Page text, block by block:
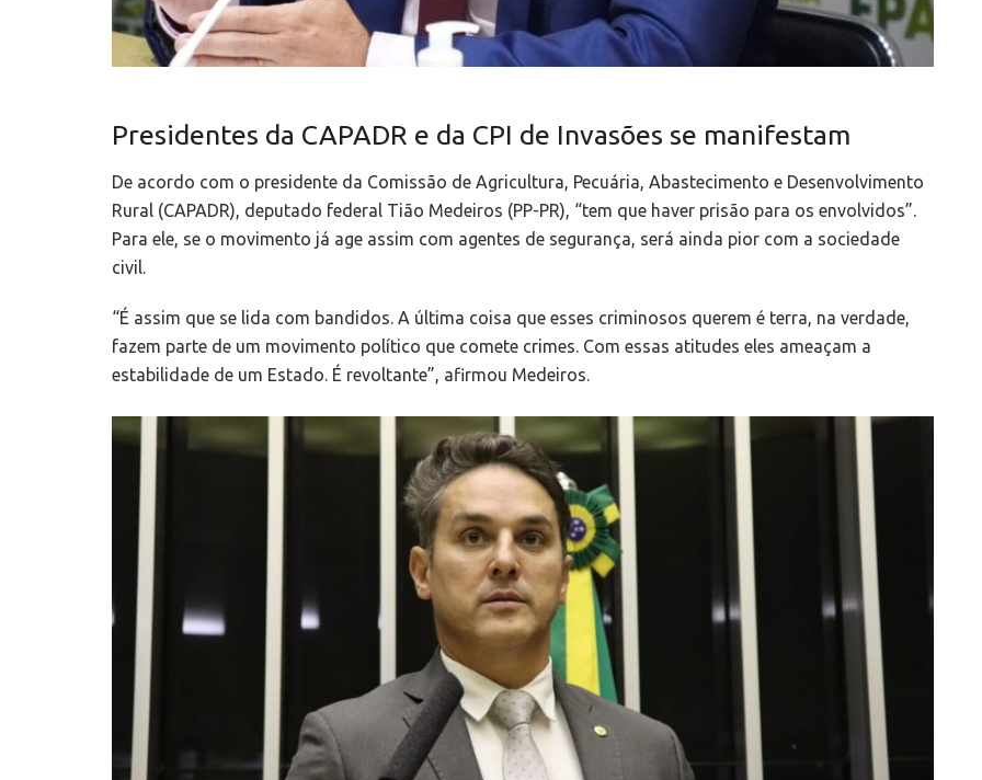
Presidentes da CAPADR e da CPI de Invasões se manifestam
De acordo com o presidente da Comissão de Agricultura, Pecuária, Abastecimento e Desenvolvimento
Rural (CAPADR), deputado federal Tião Medeiros (PP-PR), “tem que haver prisão para os envolvidos”.
Para ele, se o movimento já age assim com agentes de segurança, será ainda pior com a sociedade
civil.
“É assim que se lida com bandidos. A última coisa que esses criminosos querem é terra, na verdade,
fazem parte de um movimento político que comete crimes. Com essas atitudes eles ameaçam a
estabilidade de um Estado. É revoltante”, afirmou Medeiros.